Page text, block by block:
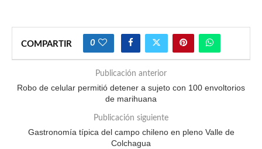
COMPARTIR 0
Publicación anterior
Robo de celular permitió detener a sujeto con 100 envoltorios
de marihuana
Publicación siguiente
Gastronomía típica del campo chileno en pleno Valle de
Colchagua